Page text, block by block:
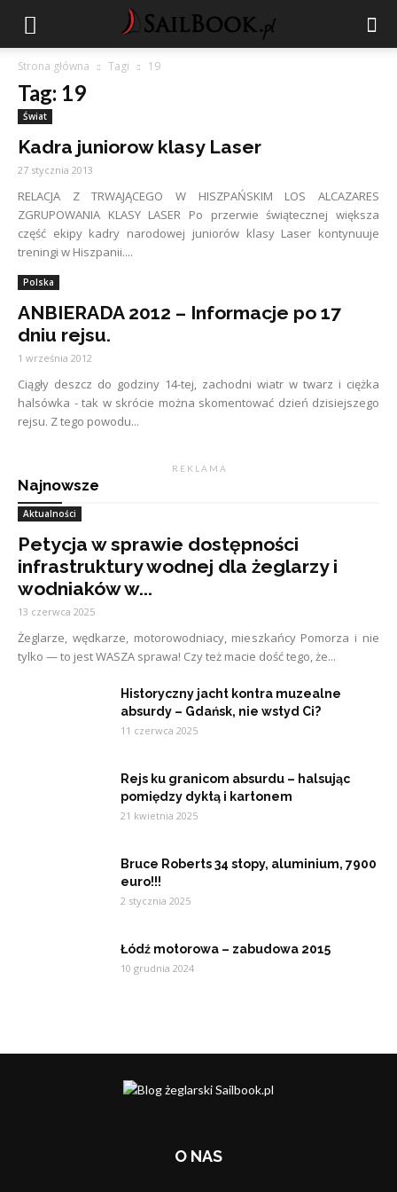
Strona główna Tagi 19
Tag: 19
Świat
Kadra juniorow klasy Laser
27 stycznia 2013
RELACJA Z TRWAJĄCEGO W HISZPAŃSKIM LOS ALCAZARES
ZGRUPOWANIA KLASY LASER Po przerwie świątecznej większa
część ekipy kadry narodowej juniorów klasy Laser kontynuuje
treningi w Hiszpanii....
Polska
ANBIERADA 2012 – Informacje po 17
dniu rejsu.
1 września 2012
Ciągły deszcz do godziny 14-tej, zachodni wiatr w twarz i ciężka
halsówka - tak w skrócie można skomentować dzień dzisiejszego
rejsu. Z tego powodu...
R E K L A M A
Najnowsze
Aktualności
Petycja w sprawie dostępności
infrastruktury wodnej dla żeglarzy i
wodniaków w...
13 czerwca 2025
Żeglarze, wędkarze, motorowodniacy, mieszkańcy Pomorza i nie
tylko — to jest WASZA sprawa! Czy też macie dość tego, że...
Historyczny jacht kontra muzealne
absurdy – Gdańsk, nie wstyd Ci?
11 czerwca 2025
Rejs ku granicom absurdu – halsując
pomiędzy dyktą i kartonem
21 kwietnia 2025
Bruce Roberts 34 stopy, aluminium, 7900
euro!!!
2 stycznia 2025
Łódź motorowa – zabudowa 2015
10 grudnia 2024
O NAS